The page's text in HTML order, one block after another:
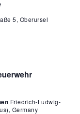
i
i
n
5, Oberursel
Friedrich-Ludwig-
Germany